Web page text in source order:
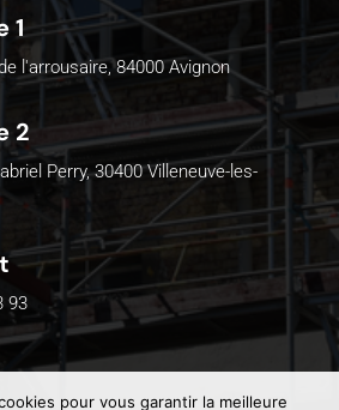
1
l'arrousaire, 84000 Avignon
2
Perry, 30400 Villeneuve-les-
93
pour vous garantir la meilleure